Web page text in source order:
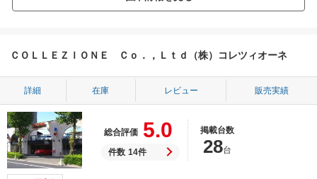
ＣＯＬＬＥＺＩＯＮＥ Ｃｏ．，Ｌｔｄ（株）コレツィオーネ
詳細 在庫 レビュー 販売実績
総合評価 5.0
件数 14件
掲載台数
28台